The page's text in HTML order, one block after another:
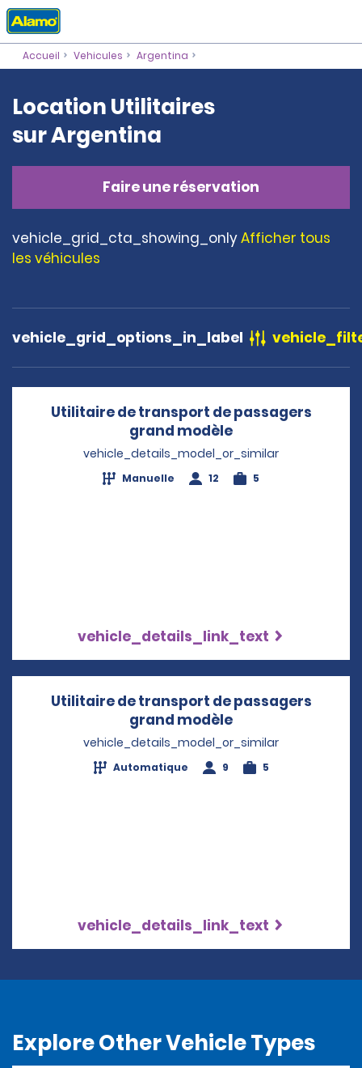
Accueil Vehicules Argentina
Location Utilitaires
sur Argentina
Faire une réservation
vehicle_grid_cta_showing_onlyAfficher tous
les véhicules
vehicle_grid_options_in_label
Utilitaire de transport de passagers
grand modèle
vehicle_details_model_or_similar
Manuelle 12 5
vehicle_details_link_text
Utilitaire de transport de passagers
grand modèle
vehicle_details_model_or_similar
Automatique 9 5
vehicle_details_link_text
Explore Other Vehicle Types